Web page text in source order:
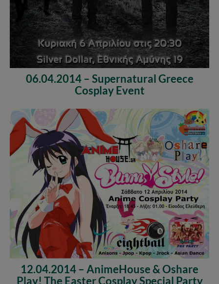
06.04.2014 – Supernatural Greece
Cosplay Event
12.04.2014 – AnimeHouse & Oshare
Play! The Easter Cosplay Special Party